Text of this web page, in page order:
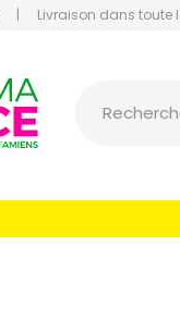
| Livraison dans toute
Pharmaforce